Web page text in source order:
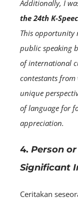
Additionally, I
the 24th K-
This opportunity
public speaking
of international
contestants
unique
of language for
appreciation.
4. Person
Significant
Ceritakan